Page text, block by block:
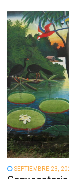
SEPTIEMBRE 23,